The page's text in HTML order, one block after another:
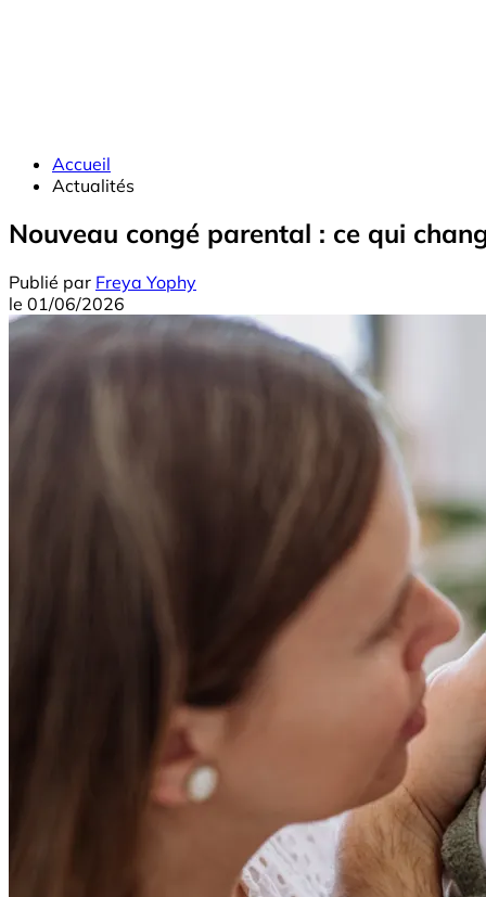
Accueil
Actualités
Nouveau congé parental : ce qui
Publié par Freya Yophy
le 01/06/2026